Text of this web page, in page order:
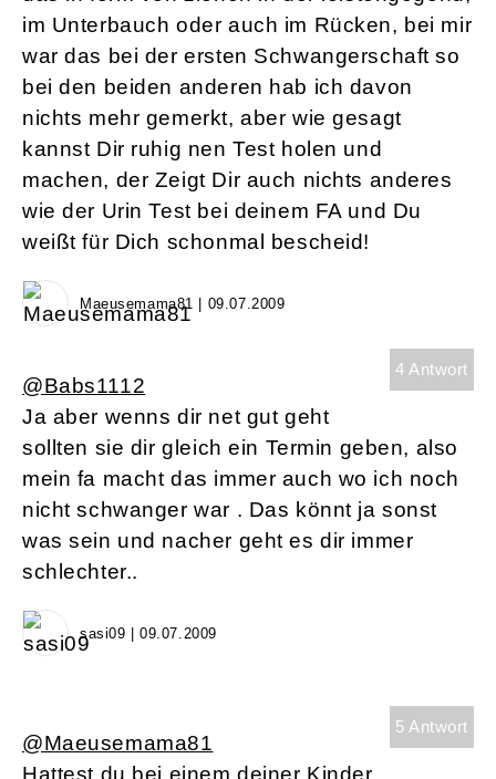
im Unterbauch oder auch im Rücken, bei mir
war das bei der ersten Schwangerschaft so
bei den beiden anderen hab ich davon
nichts mehr gemerkt, aber wie gesagt
kannst Dir ruhig nen Test holen und
machen, der Zeigt Dir auch nichts anderes
wie der Urin Test bei deinem FA und Du
weißt für Dich schonmal bescheid!
Maeusemama81 | 09.07.2009
4 Antwort
@Babs1112
Ja aber wenns dir net gut geht
sollten sie dir gleich ein Termin geben, also
mein fa macht das immer auch wo ich noch
nicht schwanger war . Das könnt ja sonst
was sein und nacher geht es dir immer
schlechter..
sasi09 | 09.07.2009
5 Antwort
@Maeusemama81
Hattest du bei einem deiner Kinder